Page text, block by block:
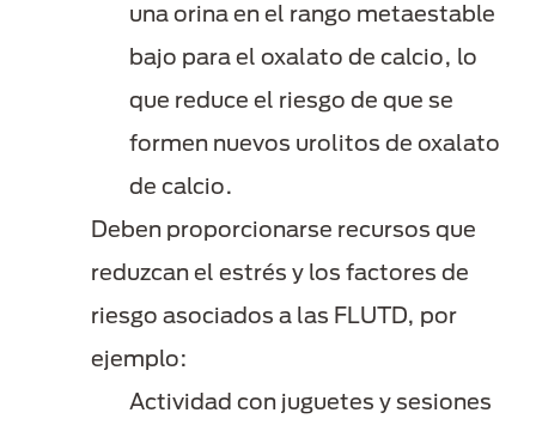
una orina en el rango metaestable
bajo para el oxalato de calcio, lo
que reduce el riesgo de que se
formen nuevos urolitos de oxalato
de calcio.
Deben proporcionarse recursos que
reduzcan el estrés y los factores de
riesgo asociados a las FLUTD, por
ejemplo:
Actividad con juguetes y sesiones